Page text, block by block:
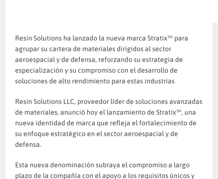
Resin Solutions ha lanzado la nueva marca Stratix™ para
agrupar su cartera de materiales dirigidos al sector
aeroespacial y de defensa, reforzando su estrategia de
especialización y su compromiso con el desarrollo de
soluciones de alto rendimiento para estas industrias
Resin Solutions LLC, proveedor líder de soluciones avanzadas
de materiales, anunció hoy el lanzamiento de Stratix™, una
nueva identidad de marca que refleja el fortalecimiento de
su enfoque estratégico en el sector aeroespacial y de
defensa.
Esta nueva denominación subraya el compromiso a largo
plazo de la compañía con el apoyo a los requisitos únicos y